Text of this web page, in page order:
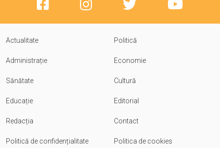
Actualitate Politică
Administrație Economie
Sănătate Cultură
Educație Editorial
Redacția Contact
Politică de confidențialitate Politica de cookies